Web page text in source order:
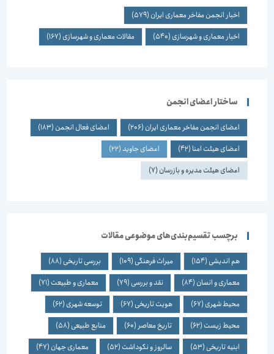
اخبار انجمن مفاخر معماری ایران(579)
اخبار معماری و شهرسازی(540) مقالات معماری و شهرسازی(167)
ساختار اعضای انجمن
اعضای انجمن مفاخر معماری ایران(206) اعضای فعال انجمن(183)
اعضای هیئت امنا (42) اعضای جاوید(22)
اعضای هیئت مدیره و بازرسان(7)
برچسب تقسیم‌بندی‌های موضوعی مقالات
هم اندیشی(154) میراث فرهنگی(109) بررسی تاریخی(88)
معماری و انسان(84) نقد و بررسی(79) معماری و طبیعت(71)
محیط شهری(67) هویت تاریخی(67) توسعه شهری(62)
محیط زیست(62) تاریخ معاصر(60) منابع طبیعی(58)
ابنیه تاریخی(53) سالروز و نکوداشت(52) معماری جهان(47)